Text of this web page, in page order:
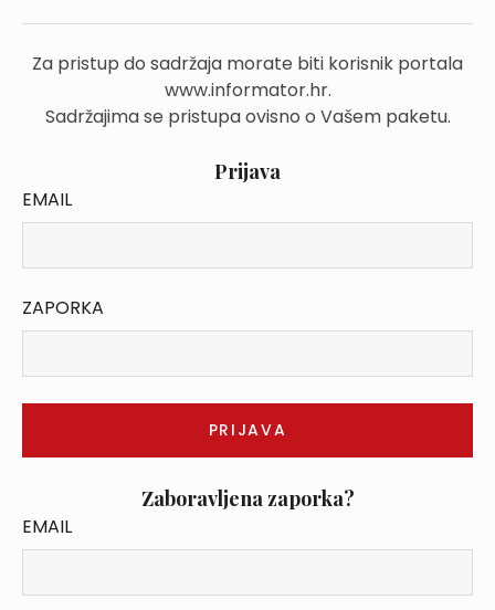
Za pristup do sadržaja morate biti korisnik portala
www.informator.hr.
Sadržajima se pristupa ovisno o Vašem paketu.
Prijava
EMAIL
ZAPORKA
Zaboravljena zaporka?
EMAIL